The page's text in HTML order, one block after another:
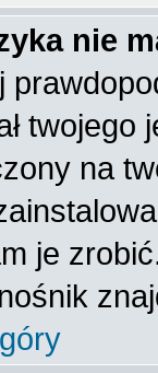
nie
twojego
na
je